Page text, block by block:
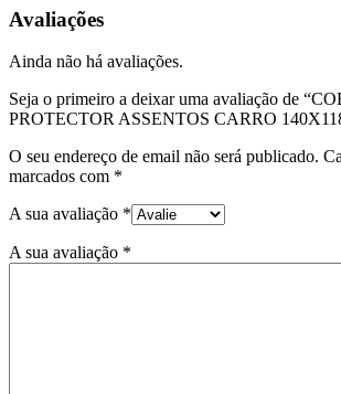
Avaliações
Ainda não há avaliações.
Seja o primeiro a deixar uma avaliação de
PROTECTOR ASSENTOS CARRO
O seu endereço de email não será publicado.
marcados com *
A sua avaliação *
A sua avaliação *